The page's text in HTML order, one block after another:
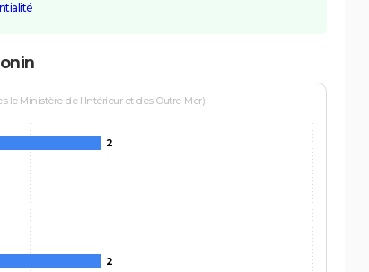
le Ministère de l'Intérieur et des Outre-Mer)
2
2